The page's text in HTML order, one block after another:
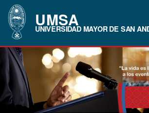
UMSA
UNIVERSIDAD MAYOR DE SAN